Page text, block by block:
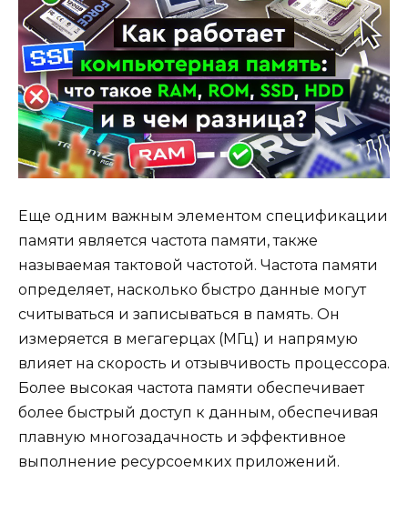
Еще одним важным элементом спецификации
памяти является частота памяти, также
называемая тактовой частотой. Частота памяти
определяет, насколько быстро данные могут
считываться и записываться в память. Он
измеряется в мегагерцах (МГц) и напрямую
влияет на скорость и отзывчивость процессора.
Более высокая частота памяти обеспечивает
более быстрый доступ к данным, обеспечивая
плавную многозадачность и эффективное
выполнение ресурсоемких приложений.